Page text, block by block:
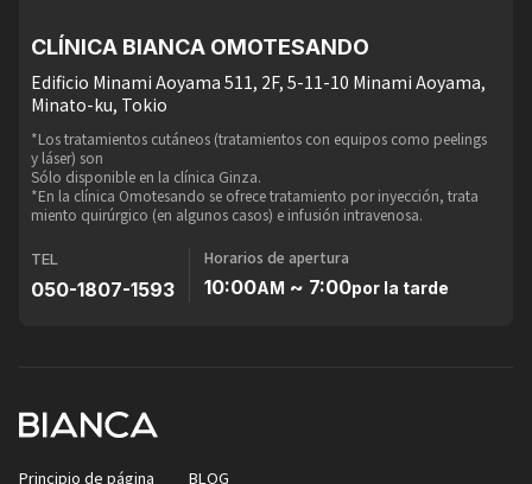
CLÍNICA BIANCA OMOTESANDO
Edificio Minami Aoyama 511, 2F, 5-11-10 Minami Aoyama,
Minato-ku, Tokio
*Los tratamientos cutáneos (tratamientos con equipos como peelings
y láser) son
Sólo disponible en la clínica Ginza.
*En la clínica Omotesando se ofrece tratamiento por inyección, trata
miento quirúrgico (en algunos casos) e infusión intravenosa.
TEL
050-1807-1593
Horarios de apertura
10:00AM ~ 7:00por la tarde
Principio de página BLOG